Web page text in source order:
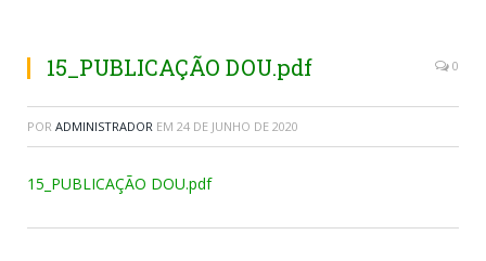
15_PUBLICAÇÃO DOU.pdf 0
POR ADMINISTRADOR EM 24 DE JUNHO DE 2020
15_PUBLICAÇÃO DOU.pdf